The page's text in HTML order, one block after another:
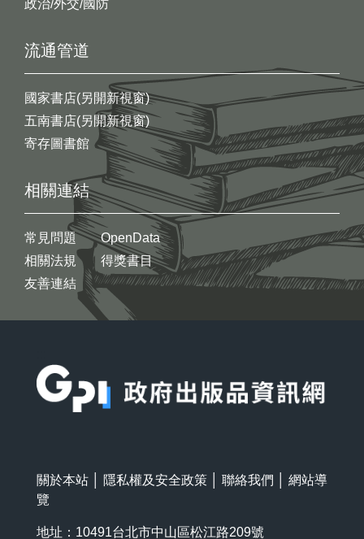
政治/外交/國防
流通管道
國家書店(另開新視窗)
五南書店(另開新視窗)
寄存圖書館
相關連結
常見問題
相關法規
友善連結
OpenData
得獎書目
關於本站 隱私權及安全政策 聯絡我們
網站導
覽
地址：10491台北市中山區松江路209號